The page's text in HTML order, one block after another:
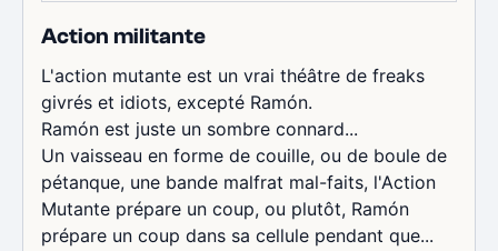
Action militante
L'action mutante est un vrai théâtre de freaks
givrés et idiots, excepté Ramón.
Ramón est juste un sombre connard...
Un vaisseau en forme de couille, ou de boule de
pétanque, une bande malfrat mal-faits, l'Action
Mutante prépare un coup, ou plutôt, Ramón
prépare un coup dans sa cellule pendant que...